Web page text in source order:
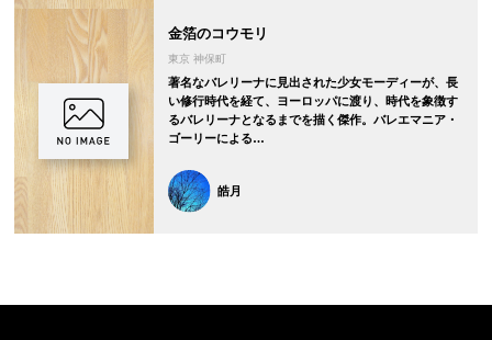
金箔のコウモリ
東京 神保町
著名なバレリーナに見出された少女モーディーが、長
い修行時代を経て、ヨーロッパに渡り、時代を象徴す
るバレリーナとなるまでを描く傑作。バレエマニア・
ゴーリーによる…
皓月